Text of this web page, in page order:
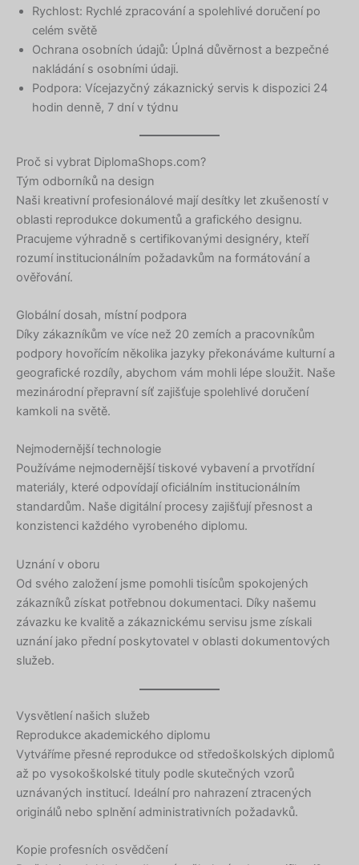
Rychlost: Rychlé zpracování a spolehlivé doručení po
celém světě
Ochrana osobních údajů: Úplná důvěrnost a bezpečné
nakládání s osobními údaji.
Podpora: Vícejazyčný zákaznický servis k dispozici 24
hodin denně, 7 dní v týdnu
Proč si vybrat DiplomaShops.com?
Tým odborníků na design
Naši kreativní profesionálové mají desítky let zkušeností v
oblasti reprodukce dokumentů a grafického designu.
Pracujeme výhradně s certifikovanými designéry, kteří
rozumí institucionálním požadavkům na formátování a
ověřování.
Globální dosah, místní podpora
Díky zákazníkům ve více než 20 zemích a pracovníkům
podpory hovořícím několika jazyky překonáváme kulturní a
geografické rozdíly, abychom vám mohli lépe sloužit. Naše
mezinárodní přepravní síť zajišťuje spolehlivé doručení
kamkoli na světě.
Nejmodernější technologie
Používáme nejmodernější tiskové vybavení a prvotřídní
materiály, které odpovídají oficiálním institucionálním
standardům. Naše digitální procesy zajišťují přesnost a
konzistenci každého vyrobeného diplomu.
Uznání v oboru
Od svého založení jsme pomohli tisícům spokojených
zákazníků získat potřebnou dokumentaci. Díky našemu
závazku ke kvalitě a zákaznickému servisu jsme získali
uznání jako přední poskytovatel v oblasti dokumentových
služeb.
Vysvětlení našich služeb
Reprodukce akademického diplomu
Vytváříme přesné reprodukce od středoškolských diplomů
až po vysokoškolské tituly podle skutečných vzorů
uznávaných institucí. Ideální pro nahrazení ztracených
originálů nebo splnění administrativních požadavků.
Kopie profesních osvědčení